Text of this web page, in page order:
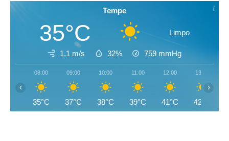
Tempe
35°C Limpo
1.1 m/s 32% 759 mmHg
08:00
35°C
09:00
37°C
10:00
38°C
11:00
39°C
12:00
41°C
13:00
42°C
‹ ›